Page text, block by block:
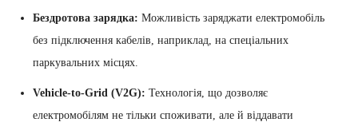
Бездротова зарядка: Можливість заряджати електромобіль
без підключення кабелів, наприклад, на спеціальних
паркувальних місцях.
Vehicle-to-Grid (V2G): Технологія, що дозволяє
електромобілям не тільки споживати, але й віддавати